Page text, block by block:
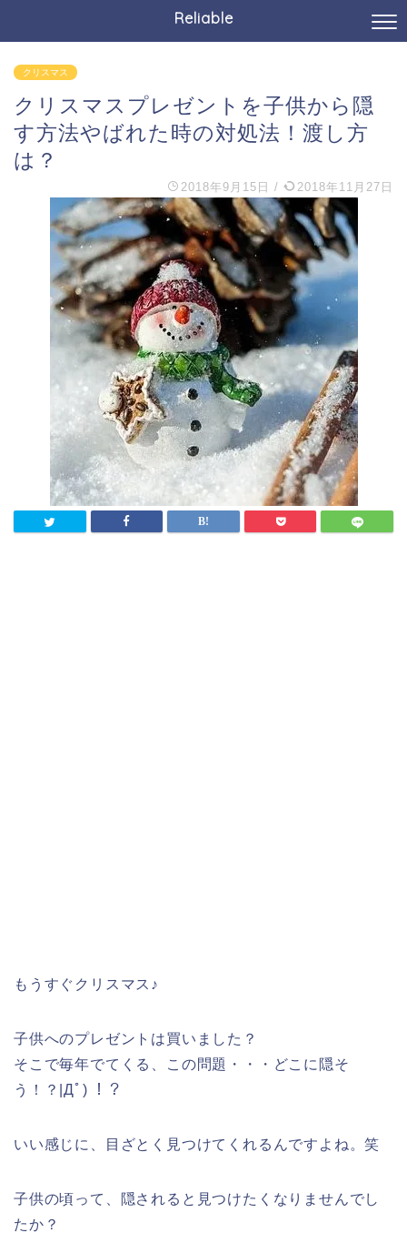
Reliable
クリスマス
クリスマスプレゼントを子供から隠
す方法やばれた時の対処法！渡し方
は？
2018年9月15日 / 2018年11月27日
もうすぐクリスマス♪
子供へのプレゼントは買いました？
そこで毎年でてくる、この問題・・・どこに隠そ
う！？|Дﾟ) ！？
いい感じに、目ざとく見つけてくれるんですよね。笑
子供の頃って、隠されると見つけたくなりませんでし
たか？